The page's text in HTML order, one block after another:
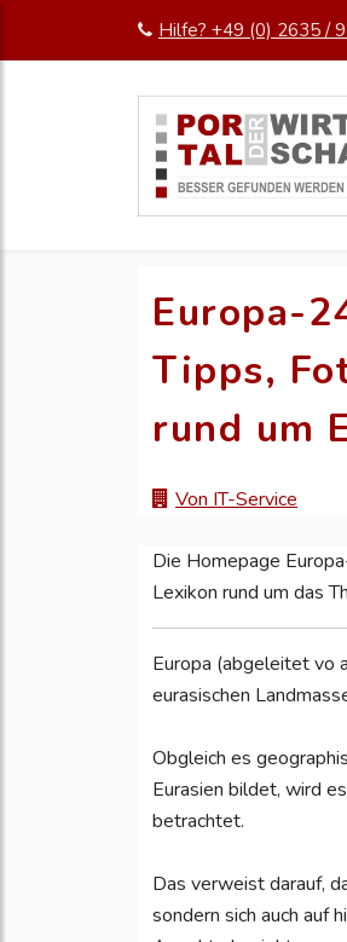
Hilfe? +49 (0) 2635 /
Europa-
Tipps,
rund um
Von IT-Service
Die Homepage
Lexikon rund um das
Europa (abgeleitet vo
eurasischen
Obgleich es
Eurasien bildet, wird
betrachtet.
Das verweist darauf,
sondern sich auch auf